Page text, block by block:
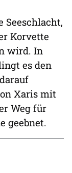
Seeschlacht,
Korvette
wird. In
es den
Xaris mit
Weg für
geebnet.